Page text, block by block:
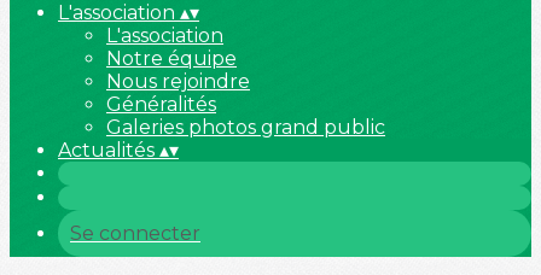
L'association ▴▾
L'association
Notre équipe
Nous rejoindre
Généralités
Galeries photos grand public
Actualités ▴▾
Se connecter